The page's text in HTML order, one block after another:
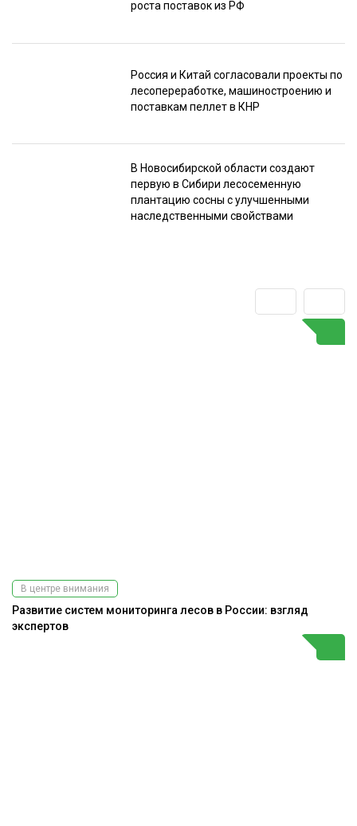
роста поставок из РФ
Россия и Китай согласовали проекты по
лесопереработке, машиностроению и
поставкам пеллет в КНР
В Новосибирской области создают
первую в Сибири лесосеменную
плантацию сосны с улучшенными
наследственными свойствами
В центре внимания
Развитие систем мониторинга лесов в России: взгляд
экспертов